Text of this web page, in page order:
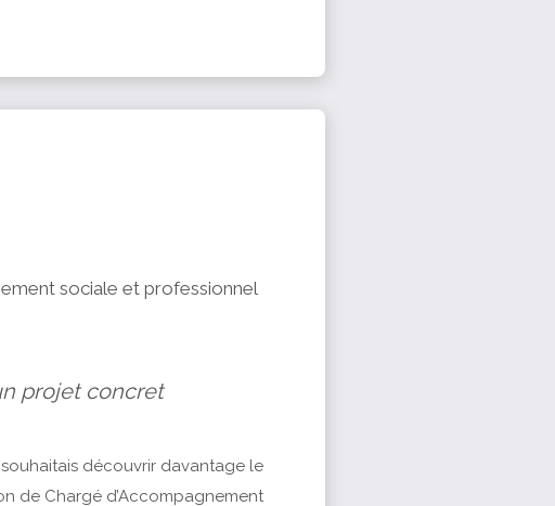
sociale et professionnel
projet concret
découvrir davantage le
de Chargé d’Accompagnement